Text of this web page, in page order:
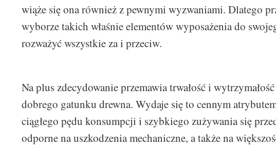
wiąże się ona również z pewnymi wyzwaniami. Dlatego
wyborze takich właśnie elementów wyposażenia do
rozważyć wszystkie za i przeciw.
Na plus zdecydowanie przemawia trwałość i
dobrego gatunku drewna. Wydaje się to cennym
ciągłego pędu konsumpcji i szybkiego zużywania się
odporne na uszkodzenia mechaniczne, a także na